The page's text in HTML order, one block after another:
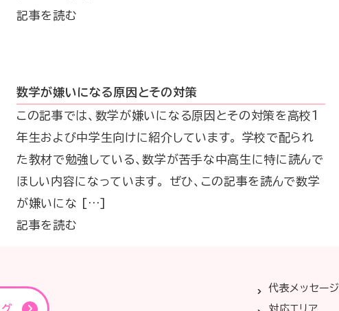
記事を読む
数学が嫌いになる原因とその対策
この記事では、数学が嫌いになる原因とその対策を高校1
年生および中学生向けに紹介しています。 学校で配られ
た教材で勉強している、数学が苦手な中高生に特に読んで
ほしい内容になっています。 ぜひ、この記事を読んで数学
が嫌いにな […]
記事を読む
代表メッセージ
対応エリア